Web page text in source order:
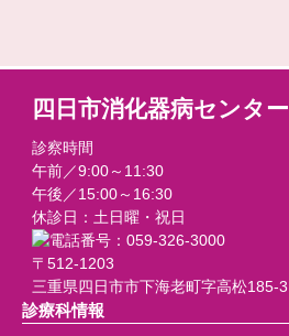
四日市消化器病センター
診察時間
午前／9:00～11:30
午後／15:00～16:30
休診日：土日曜・祝日
〒512-1203
三重県四日市市下海老町字高松185-3
診療科情報